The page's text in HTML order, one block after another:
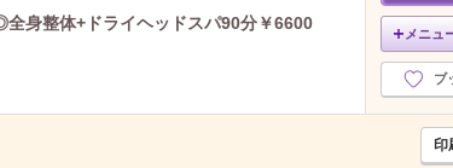
身整体+ドライヘッドスパ90分￥6600
メニュ
ブ
印